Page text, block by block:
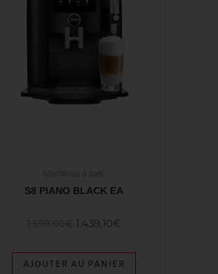
S8 PIANO BLACK EA
1.439,10€
AJOUTER AU PANIER